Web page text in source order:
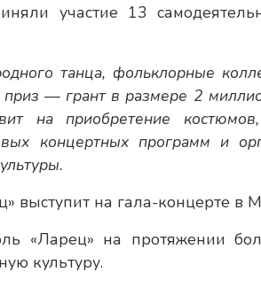
участие 13
танца, фольклорные
приз — грант в размере 2
на приобретение
концертных программ и
выступит на гала-концерте в
«Ларец» на протяжении
культуру.